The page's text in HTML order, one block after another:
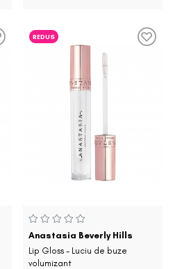
REDUS
Anastasia Beverly Hills
Lip Gloss - Luciu de buze
volumizant